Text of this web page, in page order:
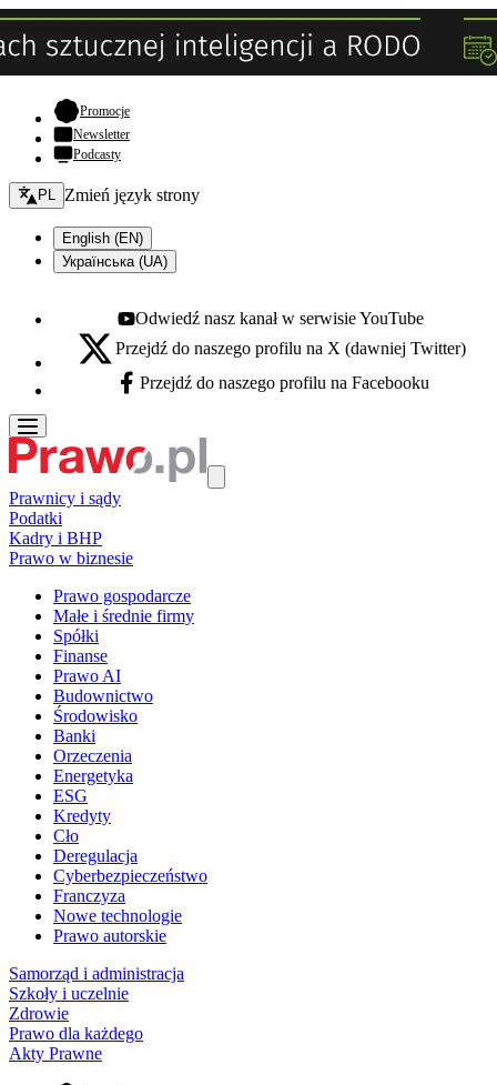
Promocje- otwiera się w nowej karcie
Newsletter
Podcasty
Zmień język - bieżący:
PL Zmień język strony
English (EN)
Українська (UA)
Youtube - otwiera się w nowej karcie
Odwiedź nasz kanał w serwisie YouTube
X - otwiera się w nowej karcie
Przejdź do naszego profilu na X (dawniej Twitter)
Facebook - otwiera się w nowej karcie
Przejdź do naszego profilu na Facebooku
Prawnicy i sądy
Podatki
Kadry i BHP
Prawo w biznesie
Prawo gospodarcze
Małe i średnie firmy
Spółki
Finanse
Prawo AI
Budownictwo
Środowisko
Banki
Orzeczenia
Energetyka
ESG
Kredyty
Cło
Deregulacja
Cyberbezpieczeństwo
Franczyza
Nowe technologie
Prawo autorskie
Samorząd i administracja
Szkoły i uczelnie
Zdrowie
Prawo dla każdego
Akty Prawne